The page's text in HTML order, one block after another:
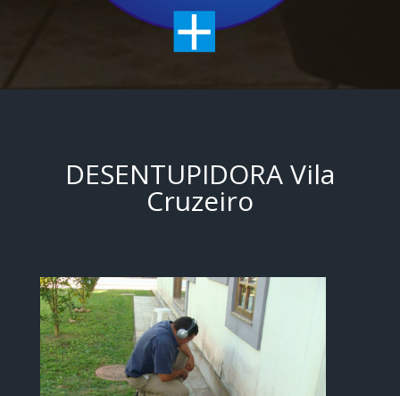
DESENTUPIDORA Vila
Cruzeiro